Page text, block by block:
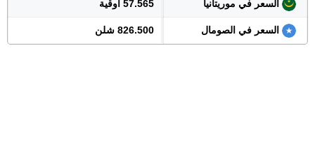
السعر في موريتانيا 57.565 أوقية
السعر في الصومال 826.500 شلن